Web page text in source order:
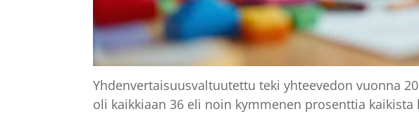
Yhdenvertaisuusvaltuutettu teki yhteevedon vuonna
oli kaikkiaan 36 eli noin kymmenen prosenttia